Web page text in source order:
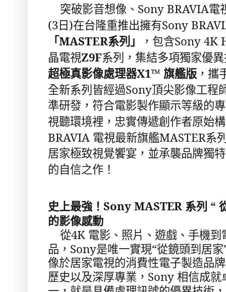
突破影音想像、 Sony BRAVIA電
(3 日 )在台隆重推出擁有Sony
「 MASTER系列」 ，包含Sony 4K
晶電視Z9F系列，集結多項獨家優
超極真影像處理器X1™ 旗艦版 ，攜
全新系列皆經過Sony頂尖影像工程
準研發，符合電影製作顯示等級的
視聽環境裡，忠實傳遞創作者原始
BRAVIA 電視最新旗艦MASTER系
居家極致視覺饗宴，並承襲品牌獨
的自信之作！
史上最強！ Sony MASTER 系列 “
的影像感動
從4K 電影、照片、遊戲、手機
品， Sony是唯一實現“從鏡頭到居家
像於居家電視的消費性電子製造品
歷史以及深厚專業， Sony 相信成就